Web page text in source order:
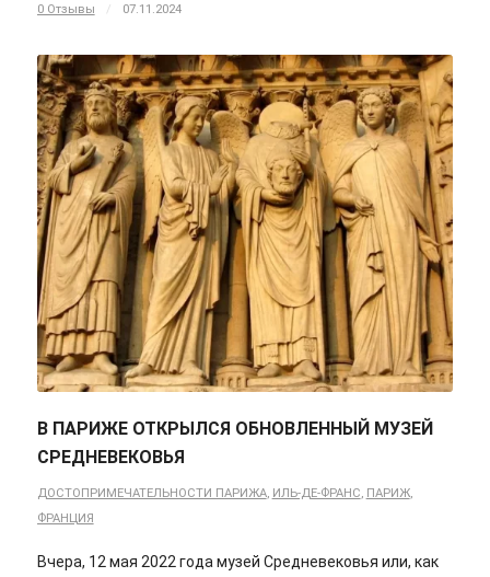
0 Отзывы / 07.11.2024
В ПАРИЖЕ ОТКРЫЛСЯ ОБНОВЛЕННЫЙ МУЗЕЙ
СРЕДНЕВЕКОВЬЯ
ДОСТОПРИМЕЧАТЕЛЬНОСТИ ПАРИЖА, ИЛЬ-ДЕ-ФРАНС, ПАРИЖ,
ФРАНЦИЯ
Вчера, 12 мая 2022 года музей Средневековья или, как